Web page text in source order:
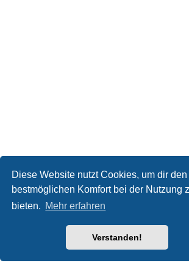
Diese Website nutzt Cookies, um dir den
bestmöglichen Komfort bei der Nutzung
bieten. Mehr erfahren
Verstanden!